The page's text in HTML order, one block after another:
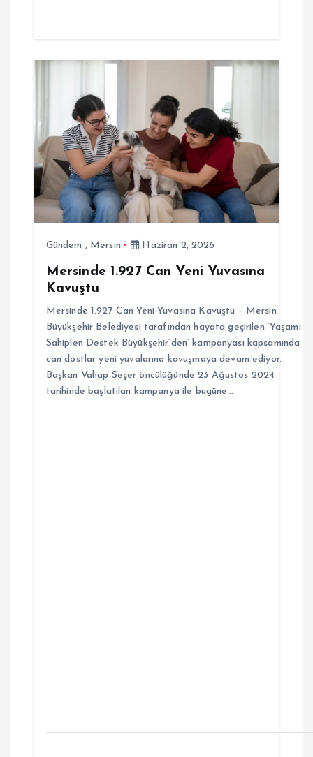
Gündem , Mersin Haziran 2, 2026
Mersinde 1.927 Can Yeni Yuvasına
Kavuştu
Mersinde 1.927 Can Yeni Yuvasına Kavuştu – Mersin
Büyükşehir Belediyesi tarafından hayata geçirilen ‘Yaşamı
Sahiplen Destek Büyükşehir’den’ kampanyası kapsamında
can dostlar yeni yuvalarına kavuşmaya devam ediyor.
Başkan Vahap Seçer öncülüğünde 23 Ağustos 2024
tarihinde başlatılan kampanya ile bugüne…